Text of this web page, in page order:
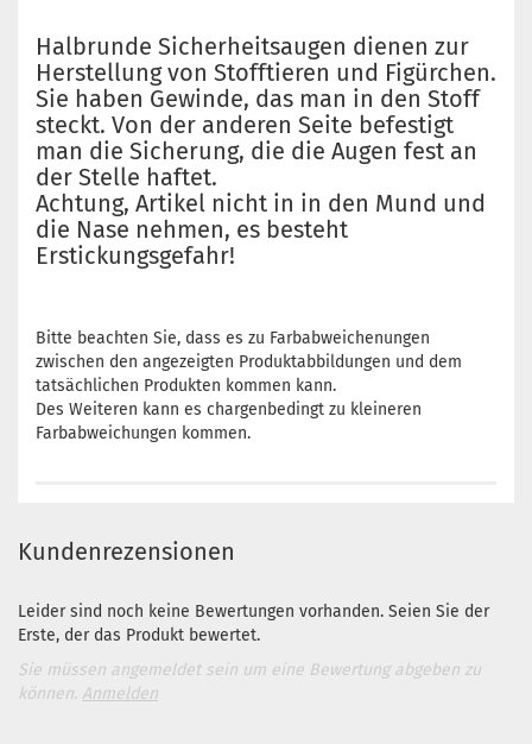
Halbrunde Sicherheitsaugen dienen zur
Herstellung von Stofftieren und Figürchen.
Sie haben Gewinde, das man in den Stoff
steckt. Von der anderen Seite befestigt
man die Sicherung, die die Augen fest an
der Stelle haftet.
Achtung, Artikel nicht in in den Mund und
die Nase nehmen, es besteht
Erstickungsgefahr!
Bitte beachten Sie, dass es zu Farbabweichenungen
zwischen den angezeigten Produktabbildungen und dem
tatsächlichen Produkten kommen kann.
Des Weiteren kann es chargenbedingt zu kleineren
Farbabweichungen kommen.
Kundenrezensionen
Leider sind noch keine Bewertungen vorhanden. Seien Sie der
Erste, der das Produkt bewertet.
Sie müssen angemeldet sein um eine Bewertung abgeben zu
können. Anmelden